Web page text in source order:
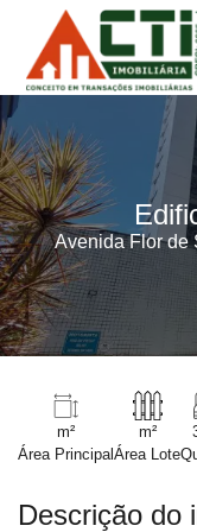
Avenida Flor de
m²
Área Principal
m²
Área Lote
Descrição do